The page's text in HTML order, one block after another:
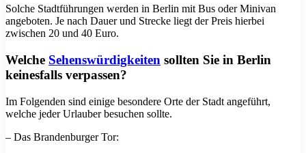
Solche Stadtführungen werden in Berlin mit Bus oder Minivan
angeboten. Je nach Dauer und Strecke liegt der Preis hierbei
zwischen 20 und 40 Euro.
Welche Sehenswürdigkeiten sollten Sie in Berlin
keinesfalls verpassen?
Im Folgenden sind einige besondere Orte der Stadt angeführt,
welche jeder Urlauber besuchen sollte.
– Das Brandenburger Tor: